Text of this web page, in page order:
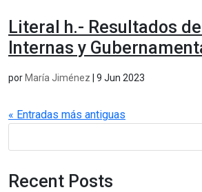
Literal h.- Resultados
Internas y
por María Jiménez 9 Jun 2023
« Entradas más antiguas
Recent Posts